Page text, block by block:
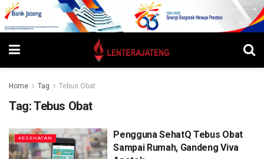
Home Tag Tebus Obat
Tag:Tebus Obat
KESEHATAN
Pengguna SehatQ Tebus Obat
Sampai Rumah, Gandeng Viva